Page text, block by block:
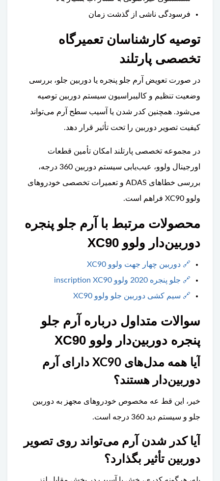
فرسودگی ناشی از گذشت زمان
توصیه کارشناسان تعمیرگاه
تخصصی پارتلند
در صورت تعویض آرم جلو پنجره یا دوربین جلو، بررسی
وضعیت تنظیم و کالیبراسیون سیستم دوربین توصیه
می‌شود. همچنین کدر شدن یا آسیب سطح آرم می‌تواند
کیفیت تصویر دوربین را تحت تأثیر قرار دهد.
در مجموعه تخصصی پارتلند امکان تأمین قطعات
اورجینال ولوو، عیب‌یابی سیستم دوربین 360 درجه،
بررسی خطاهای ADAS و تعمیرات تخصصی خودروهای
ولوو XC90 فراهم است.
محصولات مرتبط با آرم جلو پنجره
دوربین‌دار ولوو XC90
🔗 دوربین چهار جهت ولوو XC90
🔗 جلو پنجره 2020 ولوو inscription XC90
🔗 سیم کشی دوربین جلو ولوو XC90
سوالات متداول درباره آرم جلو
پنجره دوربین‌دار ولوو XC90
آیا همه مدل‌های XC90 دارای آرم
دوربین‌دار هستند؟
خیر، این قط عه مخصوص خودروهای مجهز به دوربین
جلو و سیستم دید 360 درجه است.
آیا کدر شدن آرم می‌تواند روی تصویر
دوربین تأثیر بگذارد؟